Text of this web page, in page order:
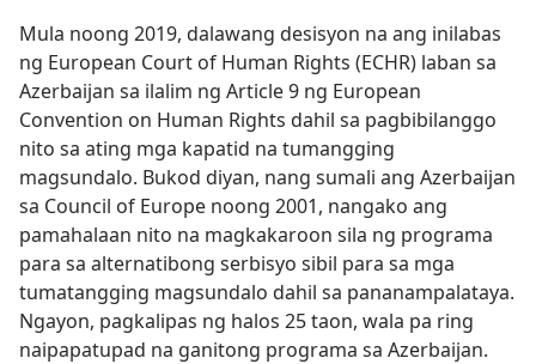
Mula noong 2019, dalawang desisyon na ang inilabas
ng European Court of Human Rights (ECHR) laban sa
Azerbaijan sa ilalim ng Article 9 ng European
Convention on Human Rights dahil sa pagbibilanggo
nito sa ating mga kapatid na tumangging
magsundalo. Bukod diyan, nang sumali ang Azerbaijan
sa Council of Europe noong 2001, nangako ang
pamahalaan nito na magkakaroon sila ng programa
para sa alternatibong serbisyo sibil para sa mga
tumatangging magsundalo dahil sa pananampalataya.
Ngayon, pagkalipas ng halos 25 taon, wala pa ring
naipapatupad na ganitong programa sa Azerbaijan.